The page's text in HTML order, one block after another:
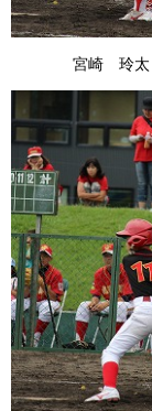
宮崎 玲太